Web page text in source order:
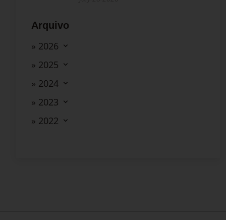
Arquivo
» 2026
» 2025
» 2024
» 2023
» 2022